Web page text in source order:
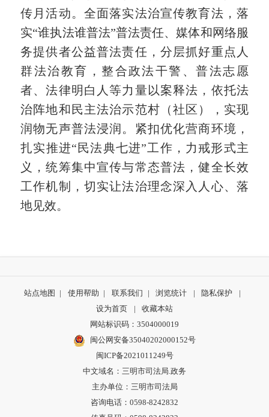
传月活动。 全面落实法治宣传教育法， 落
实“谁执法谁普法”普法责任、媒体和网络服
务提供者公益普法责任， 分层抓好重点人
群法治教育，整合政法干警、普法志愿
者、法律明白人等力量以案释法，依托法
治阵地和民主法治示范村（社区），实现
润物无声普法浸润。紧扣优化营商环境，
扎实推进“民法典七进”工作，力戒形式主
义，统筹集中宣传与常态普法，健全长效
工作机制，切实让法治理念深入人心、落
地见效。
站点地图 | 使用帮助 | 联系我们 | 浏览统计 | 隐私保护
|
设为首页
|
收藏本站
网站标识码：3504000019
闽公网安备35040202000152号
闽ICP备2021011249号
中文域名：三明市司法局.政务
主办单位：三明市司法局
咨询电话：0598-8242832